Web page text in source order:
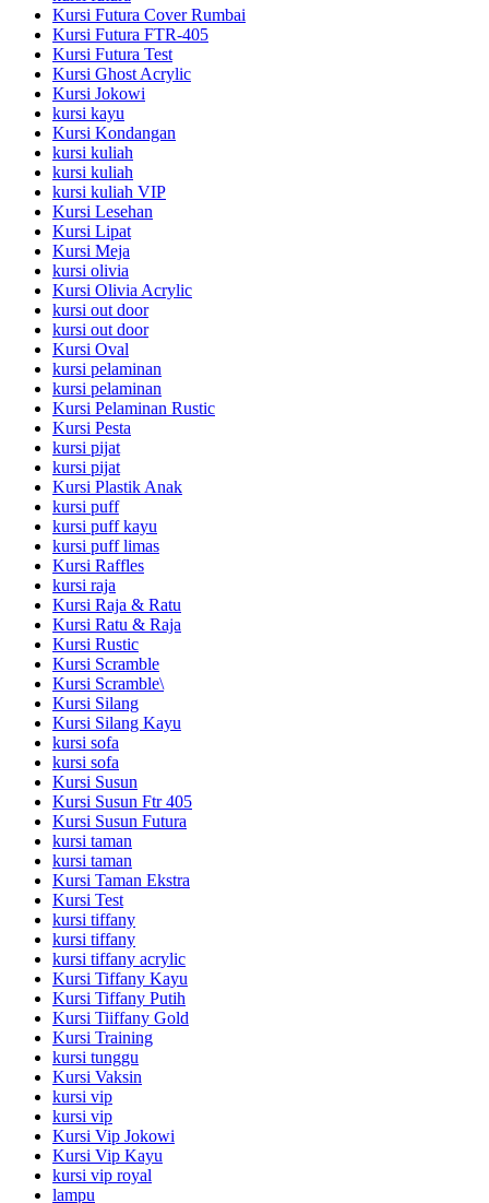
Kursi Futura Cover Rumbai
Kursi Futura FTR-405
Kursi Futura Test
Kursi Ghost Acrylic
Kursi Jokowi
kursi kayu
Kursi Kondangan
kursi kuliah
kursi kuliah
kursi kuliah VIP
Kursi Lesehan
Kursi Lipat
Kursi Meja
kursi olivia
Kursi Olivia Acrylic
kursi out door
kursi out door
Kursi Oval
kursi pelaminan
kursi pelaminan
Kursi Pelaminan Rustic
Kursi Pesta
kursi pijat
kursi pijat
Kursi Plastik Anak
kursi puff
kursi puff kayu
kursi puff limas
Kursi Raffles
kursi raja
Kursi Raja & Ratu
Kursi Ratu & Raja
Kursi Rustic
Kursi Scramble
Kursi Scramble\
Kursi Silang
Kursi Silang Kayu
kursi sofa
kursi sofa
Kursi Susun
Kursi Susun Ftr 405
Kursi Susun Futura
kursi taman
kursi taman
Kursi Taman Ekstra
Kursi Test
kursi tiffany
kursi tiffany
kursi tiffany acrylic
Kursi Tiffany Kayu
Kursi Tiffany Putih
Kursi Tiiffany Gold
Kursi Training
kursi tunggu
Kursi Vaksin
kursi vip
kursi vip
Kursi Vip Jokowi
Kursi Vip Kayu
kursi vip royal
lampu